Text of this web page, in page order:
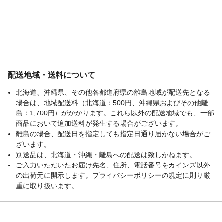
配送地域・送料について
北海道、沖縄県、その他各都道府県の離島地域が配送先となる
場合は、地域配送料（北海道：500円、沖縄県およびその他離
島：1,700円）がかかります。これら以外の配送地域でも、一部
商品において追加送料が発生する場合がございます。
離島の場合、配送日を指定しても指定日通り届かない場合がご
ざいます。
別送品は、北海道・沖縄・離島への配送は致しかねます。
ご入力いただいたお届け先名、住所、電話番号をカインズ以外
の出荷元に開示します。プライバシーポリシーの規定に則り厳
重に取り扱います。